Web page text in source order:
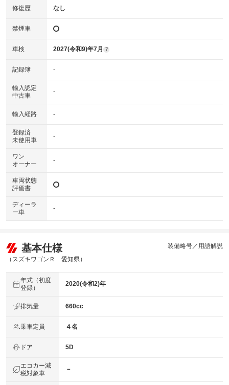
修復歴 なし
禁煙車
車検 2027(令和9)年7月 ?
記録簿 -
輸入認定
中古車
-
輸入経路 -
登録済
未使用車
-
ワン
オーナー
-
車両状態
評価書
ディーラ
ー車
-
基本仕様
（スズキワゴンＲ 愛知県）
装備略号／用語解説
年式（初度
登録）
2020(令和2)年
排気量 660cc
乗車定員 ４名
ドア 5D
エコカー減
税対象車
－